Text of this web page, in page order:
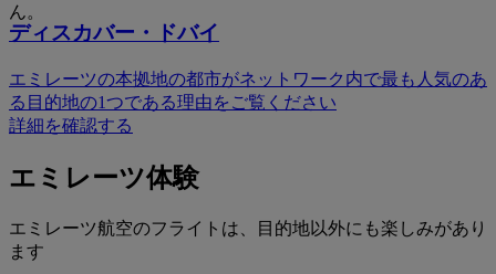
ん。
ディスカバー・ドバイ
エミレーツの本拠地の都市がネットワーク内で最も人気のあ
る目的地の1つである理由をご覧ください
詳細を確認する
エミレーツ体験
エミレーツ航空のフライトは、目的地以外にも楽しみがあり
ます